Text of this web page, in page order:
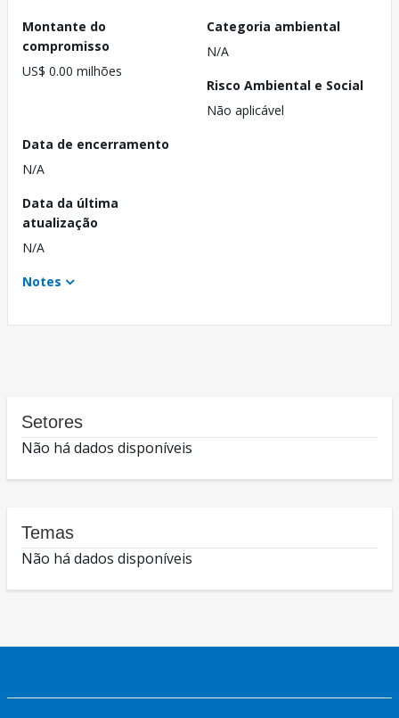
Montante do
compromisso
US$ 0.00 milhões
Categoria ambiental
N/A
Risco Ambiental e Social
Não aplicável
Data de encerramento
N/A
Data da última
atualização
N/A
Notes
Setores
Não há dados disponíveis
Temas
Não há dados disponíveis